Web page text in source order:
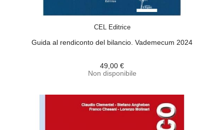
CEL Editrice
Guida al rendiconto del bilancio. Vademecum 2024
49,00 €
Non disponibile